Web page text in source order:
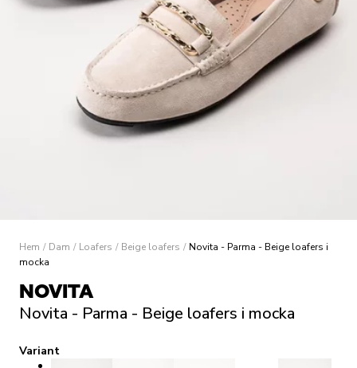
Hem / Dam / Loafers / Beige loafers / Novita - Parma - Beige loafers i
mocka
NOVITA
Novita - Parma - Beige loafers i mocka
Variant